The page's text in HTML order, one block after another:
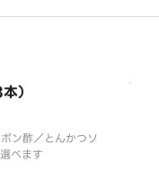
）
ン酢／とんかつソ
べます